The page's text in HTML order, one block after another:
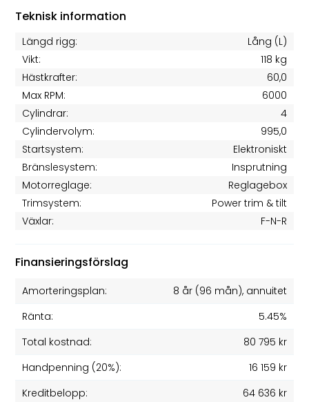
Teknisk information
Längd rigg:
Lång (L)
Vikt:
118 kg
Hästkrafter:
60,0
Max RPM:
6000
Cylindrar:
4
Cylindervolym:
995,0
Startsystem:
Elektroniskt
Bränslesystem:
Insprutning
Motorreglage:
Reglagebox
Trimsystem:
Power trim & tilt
Växlar:
F-N-R
Finansieringsförslag
Amorteringsplan: 8 år(96 mån), annuitet
Ränta:
5.45%
Total kostnad:
80 795 kr
Handpenning (20%):
16 159 kr
Kreditbelopp:
64 636 kr